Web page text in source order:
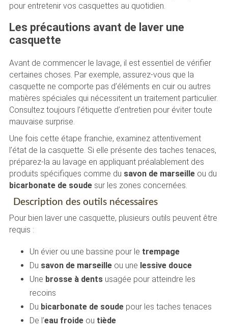
pour entretenir vos casquettes au quotidien.
Les précautions avant de laver une
casquette
Avant de commencer le lavage, il est essentiel de vérifier
certaines choses. Par exemple, assurez-vous que la
casquette ne comporte pas d’éléments en cuir ou autres
matières spéciales qui nécessitent un traitement particulier.
Consultez toujours l’étiquette d’entretien pour éviter toute
mauvaise surprise.
Une fois cette étape franchie, examinez attentivement
l’état de la casquette. Si elle présente des taches tenaces,
préparez-la au lavage en appliquant préalablement des
produits spécifiques comme du savon de marseilleou du
bicarbonate de soudesur les zones concernées.
Description des outils nécessaires
Pour bien laver une casquette, plusieurs outils peuvent être
requis :
Un évier ou une bassine pour le trempage
Du savon de marseilleou une lessive douce
Une brosse à dentsusagée pour atteindre les
recoins
Du bicarbonate de soudepour les taches tenaces
De l’eau froideou tiède